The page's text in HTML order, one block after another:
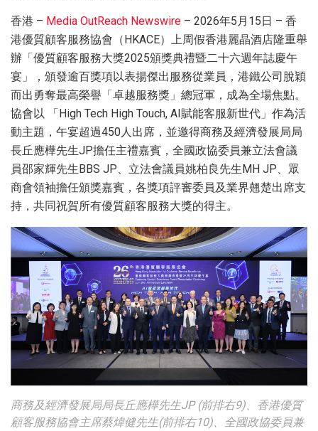
香港 – Media OutReach Newswire – 2026年5月15日 – 香
港優質顧客服務協會（HKACE）上周假香港麗晶酒店隆重舉
辦「優質顧客服務大獎2025頒獎典禮暨二十六週年誌慶午
宴」，頒發逾百獎項以表揚傑出服務從業員，港鐵公司脫穎
而出勇奪最高榮譽「卓越服務獎」總冠軍，成為全場焦點。
協會以 「High Tech High Touch, AI賦能客服新世代」作為活
動主題，午宴超過450人出席，並邀得商務及經濟發展局局
長丘應樺先生JP擔任主禮嘉賓，全國政協委員兼立法會議
員邵家輝先生BBS JP、立法會議員姚柏良先生MH JP、眾
商會領袖擔任頒獎嘉賓，各獎項評審委員及業界翹楚出席支
持，共同祝賀所有優質顧客服務大獎的得主。
商務及經濟發展局局長丘應樺先生JP (前排右9)、香港優質
顧客服務協會主席蔡煒健先生(前排右10)、全國政協委員兼